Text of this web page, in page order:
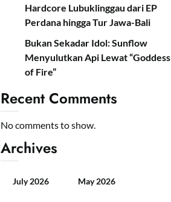
Hardcore Lubuklinggau dari EP
Perdana hingga Tur Jawa-Bali
Bukan Sekadar Idol: Sunflow
Menyulutkan Api Lewat “Goddess
of Fire”
Recent Comments
No comments to show.
Archives
July 2026 May 2026